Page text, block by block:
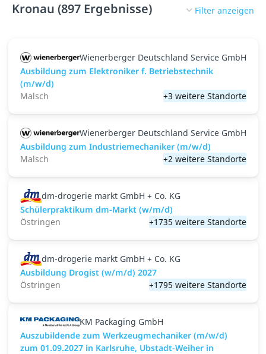
Kronau (897 Ergebnisse) Filter anzeigen
Wienerberger Deutschland Service GmbH
Ausbildung zum Elektroniker f. Betriebstechnik
(m/w/d)
Malsch
+3 weitere Standorte
Wienerberger Deutschland Service GmbH
Ausbildung zum Industriemechaniker (m/w/d)
Malsch
+2 weitere Standorte
dm-drogerie markt GmbH + Co. KG
Schülerpraktikum dm-Markt (w/m/d)
Östringen
+1735 weitere Standorte
dm-drogerie markt GmbH + Co. KG
Ausbildung Drogist (w/m/d) 2027
Östringen
+1795 weitere Standorte
KM Packaging GmbH
Auszubildende zum Werkzeugmechaniker (m/w/d)
zum 01.09.2027 in Karlsruhe, Ubstadt-Weiher in